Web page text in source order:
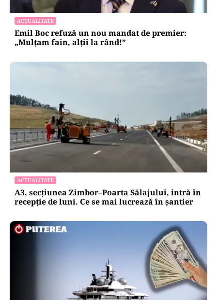
ACTUALITATE
Emil Boc refuză un nou mandat de premier:
„Mulțam fain, alții la rând!”
ACTUALITATE
A3, secțiunea Zimbor–Poarta Sălajului, intră în
recepție de luni. Ce se mai lucrează în șantier